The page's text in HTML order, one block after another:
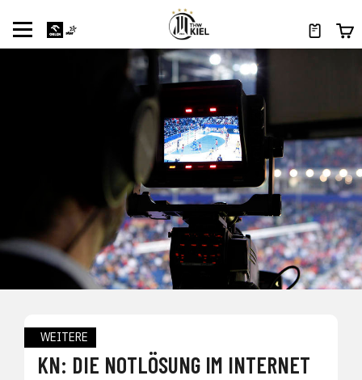
WEITERE
KN: DIE NOTLÖSUNG IM INTERNET